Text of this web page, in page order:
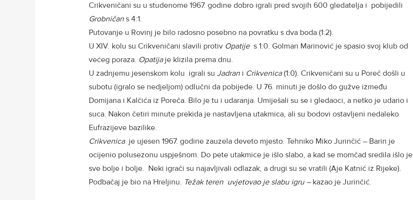
Crikveničani su u studenome 1967. godine dobro igrali pred svojih 600 gledatelja i pobijedili
Grobničan s 4:1.
Putovanje u Rovinj je bilo radosno posebno na povratku s dva boda (1:2).
U XIV. kolu su Crikveničani slavili protiv Opatijes 1:0. Golman Marinović je spasio svoj klub od
većeg poraza. Opatijaje klizila prema dnu.
U zadnjemu jesenskom kolu igrali su Jadran i Crikvenica(1:0). Crikveničani su u Poreč došli u
subotu (igralo se nedjeljom) odlučni da pobijede. U 76. minuti je došlo do gužve između
Domijana i Kalčića iz Poreča. Bilo je tu i udaranja. Umiješali su se i gledaoci, a netko je udario i
suca. Nakon četiri minute prekida je nastavljena utakmica, ali su bodovi ostavljeni nedaleko
Eufrazijeve bazilike.
Crikvenicaje ujesen 1967. godine zauzela deveto mjesto. Tehniko Miko Jurinčić – Barin je
ocijenio polusezonu uspješnom. Do pete utakmice je išlo slabo, a kad se momčad sredila išlo je
sve bolje i bolje. Neki igrači su najavljivali odlazak, a drugi su se vratili (Aje Katnić iz Rijeke).
Podbačaj je bio na Hreljinu. Težak teren uvjetovao je slabu igru –kazao je Jurinčić.